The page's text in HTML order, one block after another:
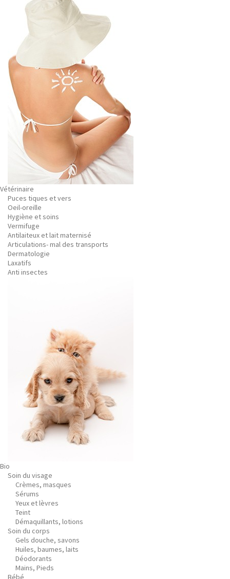
Vétérinaire
Puces tiques et vers
Oeil-oreille
Hygiène et soins
Vermifuge
Antilaiteux et lait maternisé
Articulations- mal des transports
Dermatologie
Laxatifs
Anti insectes
Bio
Soin du visage
Crèmes, masques
Sérums
Yeux et lèvres
Teint
Démaquillants, lotions
Soin du corps
Gels douche, savons
Huiles, baumes, laits
Déodorants
Mains, Pieds
Bébé